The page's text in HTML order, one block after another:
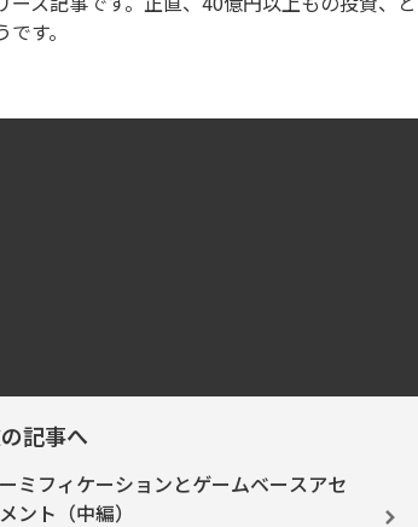
す。
記事へ
ミフィケーションとゲームベースアセ
ント（中編）